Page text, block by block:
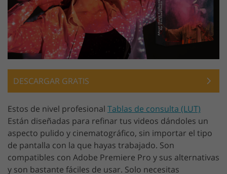
DESCARGAR GRATIS
Estos de nivel profesional Tablas de consulta (LUT)
Están diseñadas para refinar tus videos dándoles un
aspecto pulido y cinematográfico, sin importar el tipo
de pantalla con la que hayas trabajado. Son
compatibles con Adobe Premiere Pro y sus alternativas
y son bastante fáciles de usar. Solo necesitas